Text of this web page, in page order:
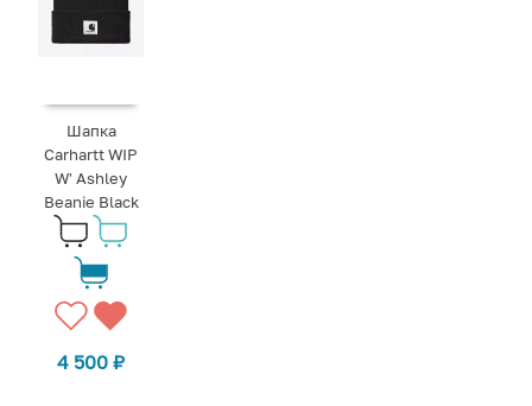
Шапка
Carhartt WIP
W' Ashley
Beanie Black
4 500₽